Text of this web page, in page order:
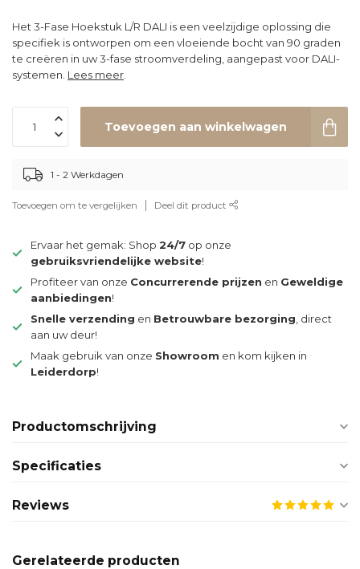
Het 3-Fase Hoekstuk L/R DALI is een veelzijdige oplossing die
specifiek is ontworpen om een vloeiende bocht van 90 graden
te creëren in uw 3-fase stroomverdeling, aangepast voor DALI-
systemen. Lees meer
Toevoegen aan winkelwagen
1 - 2 Werkdagen
Toevoegen om te vergelijken Deel dit product
Ervaar het gemak: Shop 24/7 op onze
gebruiksvriendelijke website!
Profiteer van onze Concurrerende prijzen en Geweldige
aanbiedingen!
Snelle verzending en Betrouwbare bezorging , direct
aan uw deur!
Maak gebruik van onze Showroom en kom kijken in
Leiderdorp!
Productomschrijving
Specificaties
Reviews
Gerelateerde producten